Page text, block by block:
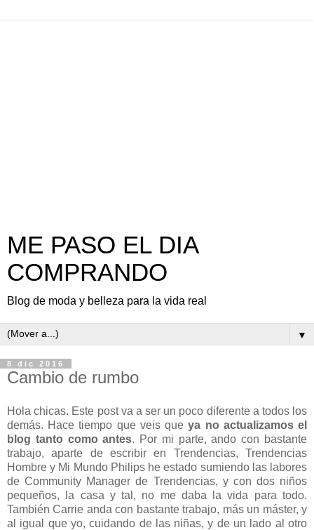
ME PASO EL DIA
COMPRANDO
Blog de moda y belleza para la vida real
▼
8 dic 2016
Cambio de rumbo
Hola chicas. Este post va a ser un poco diferente a todos los
demás. Hace tiempo que veis queya no actualizamos el
blog tanto como antes. Por mi parte, ando con bastante
trabajo, aparte de escribir en Trendencias, Trendencias
Hombre y Mi Mundo Philips he estado sumiendo las labores
de Community Manager de Trendencias, y con dos niños
pequeños, la casa y tal, no me daba la vida para todo.
También Carrie anda con bastante trabajo, más un máster, y
al igual que yo, cuidando de las niñas, y de un lado al otro